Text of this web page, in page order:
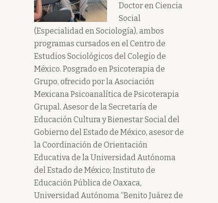
Doctor en Ciencia
Social
(Especialidad en Sociología), ambos
programas cursados en el Centro de
Estudios Sociológicos del Colegio de
México. Posgrado en Psicoterapia de
Grupo, ofrecido por la Asociación
Mexicana Psicoanalítica de Psicoterapia
Grupal. Asesor de la Secretaría de
Educación Cultura y Bienestar Social del
Gobierno del Estado de México, asesor de
la Coordinación de Orientación
Educativa de la Universidad Autónoma
del Estado de México; Instituto de
Educación Pública de Oaxaca,
Universidad Autónoma “Benito Juárez de